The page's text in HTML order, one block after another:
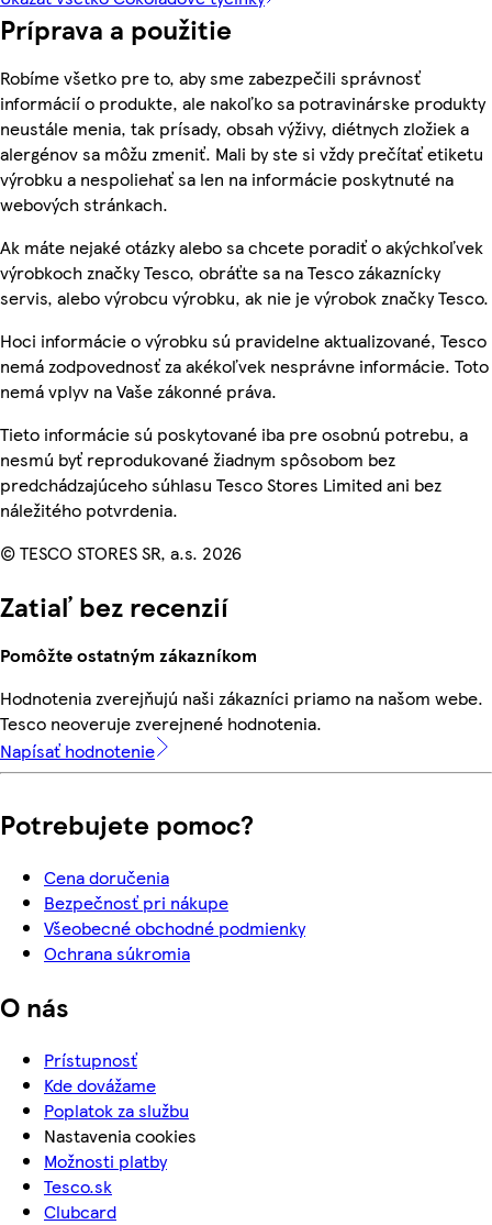
Príprava a použitie
Robíme všetko pre to, aby sme zabezpečili správnosť
informácií o produkte, ale nakoľko sa potravinárske produkty
neustále menia, tak prísady, obsah výživy, diétnych zložiek a
alergénov sa môžu zmeniť. Mali by ste si vždy prečítať etiketu
výrobku a nespoliehať sa len na informácie poskytnuté na
webových stránkach.
Ak máte nejaké otázky alebo sa chcete poradiť o akýchkoľvek
výrobkoch značky Tesco, obráťte sa na Tesco zákaznícky
servis, alebo výrobcu výrobku, ak nie je výrobok značky Tesco.
Hoci informácie o výrobku sú pravidelne aktualizované, Tesco
nemá zodpovednosť za akékoľvek nesprávne informácie. Toto
nemá vplyv na Vaše zákonné práva.
Tieto informácie sú poskytované iba pre osobnú potrebu, a
nesmú byť reprodukované žiadnym spôsobom bez
predchádzajúceho súhlasu Tesco Stores Limited ani bez
náležitého potvrdenia.
© TESCO STORES SR, a.s. 2026
Zatiaľ bez recenzií
Pomôžte ostatným zákazníkom
Hodnotenia zverejňujú naši zákazníci priamo na našom webe.
Tesco neoveruje zverejnené hodnotenia.
Napísať hodnotenie
Potrebujete pomoc?
Cena doručenia
Bezpečnosť pri nákupe
Všeobecné obchodné podmienky
Ochrana súkromia
O nás
Prístupnosť
Kde dovážame
Poplatok za službu
Nastavenia cookies
Možnosti platby
Tesco.sk
Clubcard